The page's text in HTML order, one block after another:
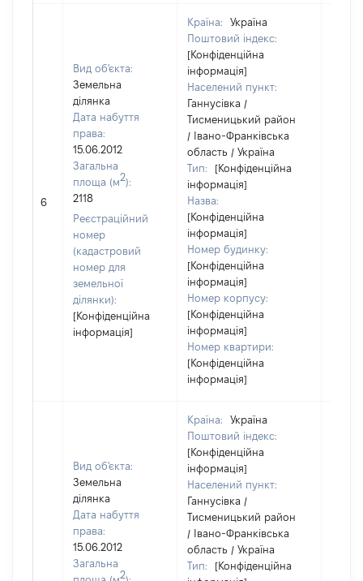
6
Вид об'єкта:
Земельна
ділянка
Дата набуття
права:
15.06.2012
Загальна
площа (м2):
2118
Реєстраційний
номер
(кадастровий
номер для
земельної
ділянки):
[Конфіденційна
інформація]
Країна:
Україна
Поштовий індекс:
[Конфіденційна
інформація]
Населений пункт:
Ганнусівка /
Тисменицький район
/ Івано-Франківська
область / Україна
Тип:
[Конфіденційна
інформація]
Назва:
[Конфіденційна
інформація]
Номер будинку:
[Конфіденційна
інформація]
Номер корпусу:
[Конфіденційна
інформація]
Номер квартири:
[Конфіденційна
інформація]
Вид об'єкта:
Земельна
ділянка
Дата набуття
права:
15.06.2012
Загальна
2
Країна:
Україна
Поштовий індекс:
[Конфіденційна
інформація]
Населений пункт:
Ганнусівка /
Тисменицький район
/ Івано-Франківська
область / Україна
Тип:
[Конфіденційна